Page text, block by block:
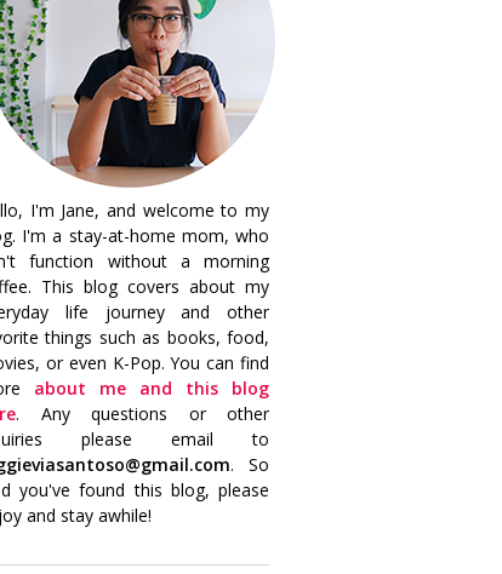
I'm Jane, and welcome to my
I'm a stay-at-home mom, who
function without a morning
This blog covers about my
life journey and other
things such as books, food,
or even K-Pop. You can find
about me and this blog
. Any questions or other
please email to
. So
you've found this blog, please
and stay awhile!